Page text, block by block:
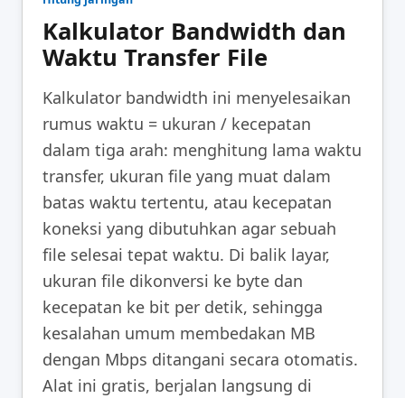
Kalkulator Bandwidth dan
Waktu Transfer File
Kalkulator bandwidth ini menyelesaikan
rumus waktu = ukuran / kecepatan
dalam tiga arah: menghitung lama waktu
transfer, ukuran file yang muat dalam
batas waktu tertentu, atau kecepatan
koneksi yang dibutuhkan agar sebuah
file selesai tepat waktu. Di balik layar,
ukuran file dikonversi ke byte dan
kecepatan ke bit per detik, sehingga
kesalahan umum membedakan MB
dengan Mbps ditangani secara otomatis.
Alat ini gratis, berjalan langsung di